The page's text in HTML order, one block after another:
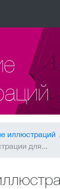
иллюстраций
для...